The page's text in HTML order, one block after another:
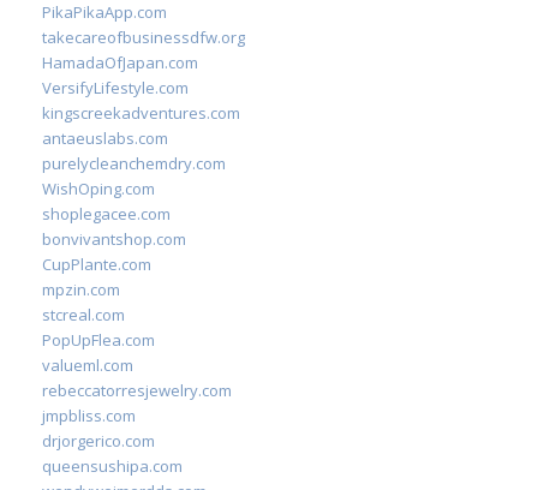
PikaPikaApp.com
takecareofbusinessdfw.org
HamadaOfJapan.com
VersifyLifestyle.com
kingscreekadventures.com
antaeuslabs.com
purelycleanchemdry.com
WishOping.com
shoplegacee.com
bonvivantshop.com
CupPlante.com
mpzin.com
stcreal.com
PopUpFlea.com
valueml.com
rebeccatorresjewelry.com
jmpbliss.com
drjorgerico.com
queensushipa.com